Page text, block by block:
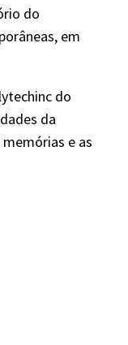
do
em
do
da
e as